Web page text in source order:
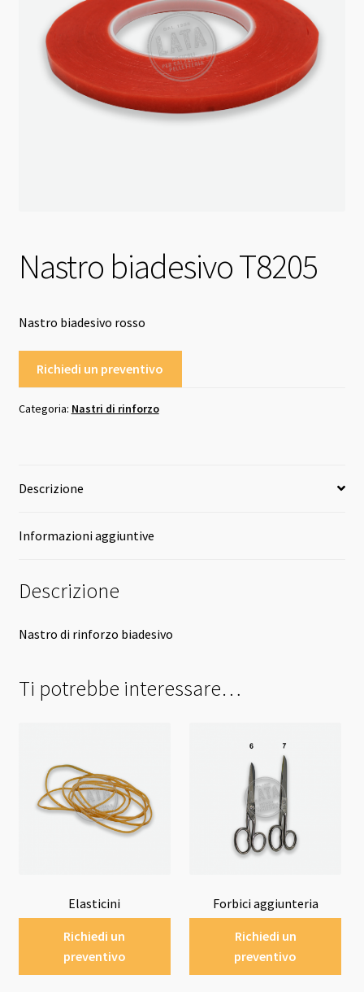
Nastro biadesivo T8205
Nastro biadesivo rosso
Richiedi un preventivo
Categoria: Nastri di rinforzo
Descrizione
Informazioni aggiuntive
Descrizione
Nastro di rinforzo biadesivo
Ti potrebbe interessare…
Elasticini
Richiedi un
preventivo
Forbici aggiunteria
Richiedi un
preventivo